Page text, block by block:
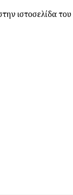
ιστοσελίδα του